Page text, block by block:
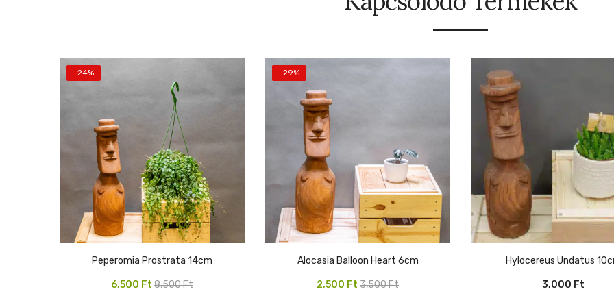
-24%
Peperomia Prostrata 14cm
8,500Ft
Original
6,500 FtCurrent
-29%
Alocasia Balloon Heart 6cm
3,500Ft
Original
2,500 FtCurrent
Hylocereus Undatus
3,000 Ft